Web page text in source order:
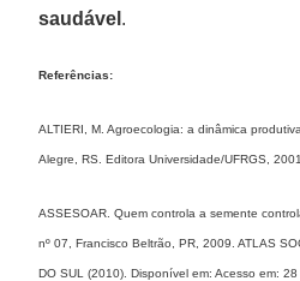
saudável .
Referências:
ALTIERI, M. Agroecologia: a dinâmica
Alegre, RS. Editora Universidade/UFRGS, 2001.
ASSESOAR. Quem controla a semente
nº 07, Francisco Beltrão, PR, 2009. ATLAS
DO SUL (2010). Disponível em: Acesso em: 28